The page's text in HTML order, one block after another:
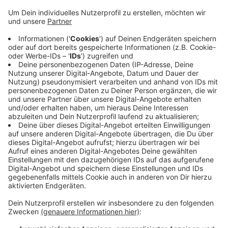
Anzeige
Wie die Polizei mitteilt, war er Donnerstagnachmittag
in Richtung Nordwall unterwegs - kam dann mit seinem
Auto von der Fahrbahn ab - und krachte gegen einen
Baum. Warum, ist bisher nicht klar. Der 24-jährige wurde
schwer verletzt in ein Krankenhaus gebracht. Für die
Zeit der Unfallaufnahme war der Preußenring in
Fahrtrichtung Nordwall gesperrt. Die Polizei hat die
Ermittlungen zur Unfallursache aufgenommen.
Anzeige